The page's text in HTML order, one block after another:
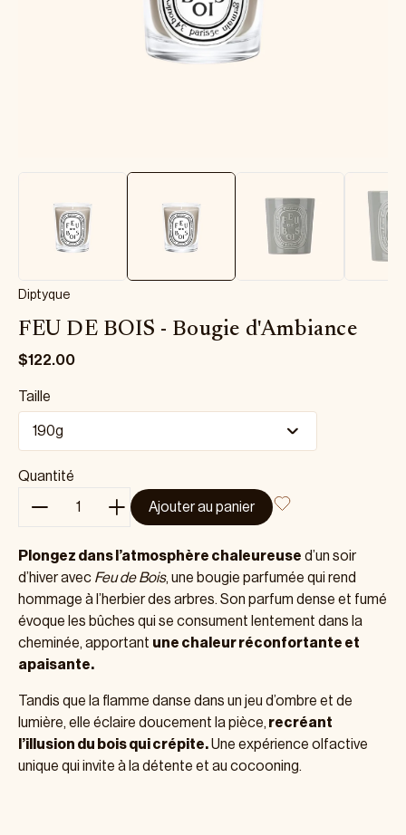
Diptyque
FEU DE BOIS - Bougie d'Ambiance
$122.00
Taille
Quantité
Ajouter au panier
Plongez dans l’atmosphère chaleureuse d’un soir
d’hiver avec Feu de Bois, une bougie parfumée qui rend
hommage à l’herbier des arbres. Son parfum dense et fumé
évoque les bûches qui se consument lentement dans la
cheminée, apportant une chaleur réconfortante et
apaisante.
Tandis que la flamme danse dans un jeu d’ombre et de
lumière, elle éclaire doucement la pièce, recréant
l’illusion du bois qui crépite.Une expérience olfactive
unique qui invite à la détente et au cocooning.